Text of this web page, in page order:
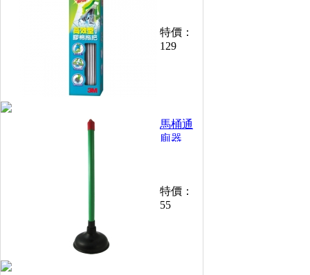
特價：
129
馬桶通
廁器
特價：
55